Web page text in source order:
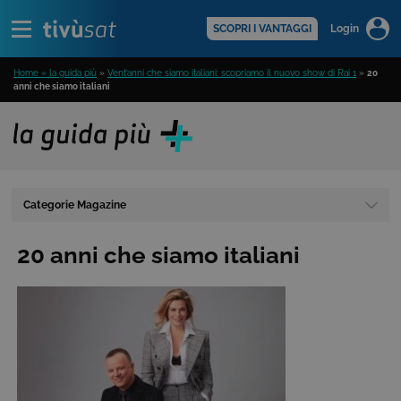
SCOPRI I VANTAGGI Login
Home » la guida più » Vent’anni che siamo italiani: scopriamo il nuovo show di Rai 1 » 20
anni che siamo italiani
Categorie Magazine
20 anni che siamo italiani